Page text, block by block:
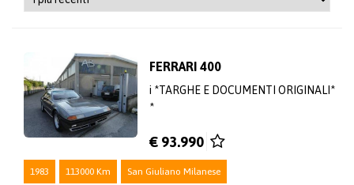
FERRARI 400
i *TARGHE E DOCUMENTI ORIGINALI*
*
€ 93.990
1983 113000 Km San Giuliano Milanese